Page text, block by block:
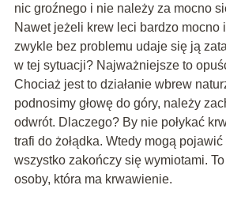
nic groźnego i nie należy za mocno
Nawet jeżeli krew leci bardzo mocno
zwykle bez problemu udaje się ją
w tej sytuacji? Najważniejsze to
Chociaż jest to działanie wbrew
podnosimy głowę do góry, należy
odwrót. Dlaczego? By nie połykać
trafi do żołądka. Wtedy mogą
wszystko zakończy się wymiotami.
osoby, która ma krwawienie.